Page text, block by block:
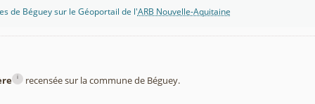
de Béguey sur le Géoportail de l'ARB Nouvelle-Aquitaine
i recensée sur la commune de Béguey.